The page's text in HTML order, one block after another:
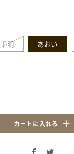
千明 あおい
カートに入れる
Facebook
Twitter